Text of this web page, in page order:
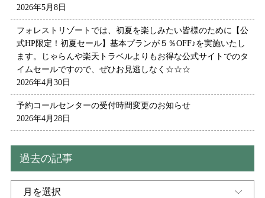
2026年5月8日
フォレストリゾートでは、初夏を楽しみたい皆様のために【公
式HP限定！初夏セール】基本プランが５％OFF♪を実施いたし
ます。じゃらんや楽天トラベルよりもお得な公式サイトでのタ
イムセールですので、ぜひお見逃しなく☆☆☆
2026年4月30日
予約コールセンターの受付時間変更のお知らせ
2026年4月28日
過去の記事